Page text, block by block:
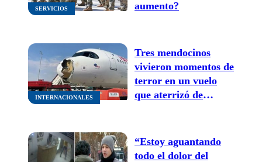
SERVICIOS
aumento?
INTERNACIONALES
Tres mendocinos
vivieron momentos de
terror en un vuelo
que aterrizó de
con un ave
“Estoy aguantando
todo el dolor del